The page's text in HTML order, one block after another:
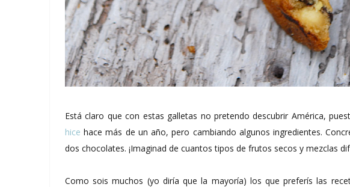
Está claro que con estas galletas no pretendo descubrir América,
hice hace más de un año, pero cambiando algunos ingredientes.
dos chocolates. ¡Imaginad de cuantos tipos de frutos secos y mezclas
Como sois muchos (yo diría que la mayoría) los que preferís las